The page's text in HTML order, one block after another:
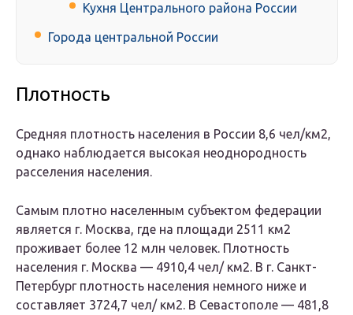
Кухня Центрального района России
Города центральной России
Плотность
Средняя плотность населения в России 8,6 чел/км2,
однако наблюдается высокая неоднородность
расселения населения.
Самым плотно населенным субъектом федерации
является г. Москва, где на площади 2511 км2
проживает более 12 млн человек. Плотность
населения г. Москва — 4910,4 чел/ км2. В г. Санкт-
Петербург плотность населения немного ниже и
составляет 3724,7 чел/ км2. В Севастополе — 481,8